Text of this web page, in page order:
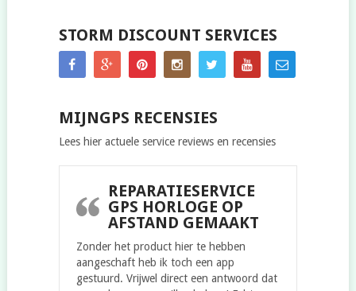
STORM DISCOUNT SERVICES
MIJNGPS RECENSIES
Lees hier actuele service reviews en recensies
REPARATIESERVICE
GPS HORLOGE OP
AFSTAND GEMAAKT
Zonder het product hier te hebben
aangeschaft heb ik toch een app
gestuurd. Vrijwel direct een antwoord dat